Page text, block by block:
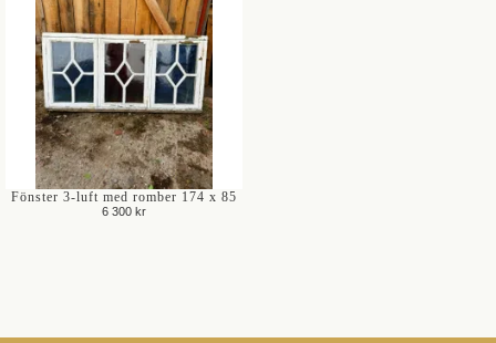
Fönster 3-luft med romber 174 x 85
6 300 kr